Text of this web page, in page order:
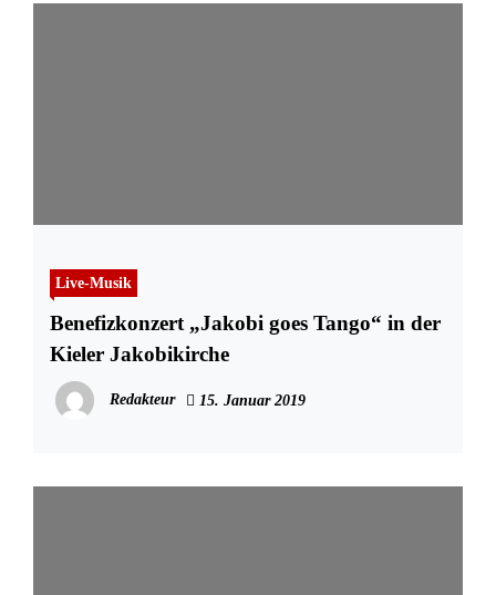
Live-Musik
Benefizkonzert „Jakobi goes Tango“ in der
Kieler Jakobikirche
Redakteur 15. Januar 2019